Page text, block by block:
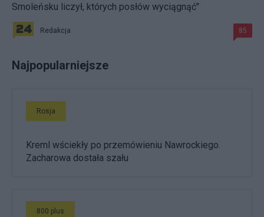
Smoleńsku liczył, których posłów wyciągnąć"
Redakcja 85
Najpopularniejsze
Rosja
Kreml wściekły po przemówieniu Nawrockiego.
Zacharowa dostała szału
800 plus